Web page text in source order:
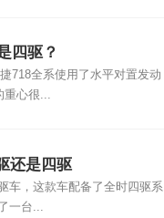
四驱？
718全系使用了水平对置发动
重心很...
还是四驱
车，这款车配备了全时四驱系
一台...